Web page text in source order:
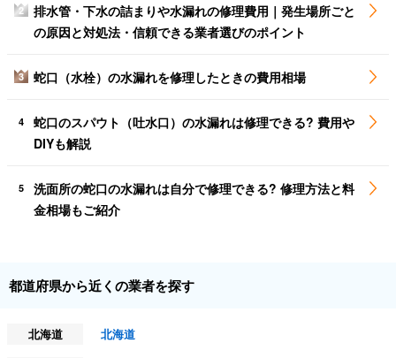
2
排水管・下水の詰まりや水漏れの修理費用｜発生場所ごと
の原因と対処法・信頼できる業者選びのポイント
3 蛇口（水栓）の水漏れを修理したときの費用相場
4
蛇口のスパウト（吐水口）の水漏れは修理できる? 費用や
DIYも解説
5
洗面所の蛇口の水漏れは自分で修理できる? 修理方法と料
金相場もご紹介
都道府県から近くの業者を探す
北海道
北海道